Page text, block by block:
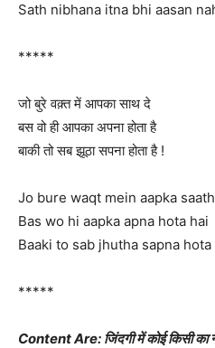
Sath nibhana itna bhi aasan
*****
जो बुरे वक़्त में आपका साथ दे
बस वो ही आपका अपना होता है
बाकी तो सब झूठा सपना होता है !
Jo bure waqt mein aapka
Bas wo hi aapka apna hota hai
Baaki to sab jhutha sapna hota
*****
Content Are: जिंदगी में कोई किसी का